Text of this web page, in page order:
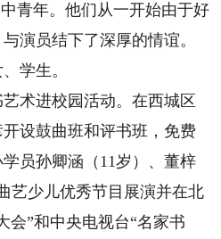
青年。他们从一开始由于好
演员结下了深厚的情谊。
学生。
术进校园活动。在西城区
设鼓曲班和评书班，免费
员孙卿涵（11岁）、董梓
艺少儿优秀节目展演并在北
会”和中央电视台“名家书